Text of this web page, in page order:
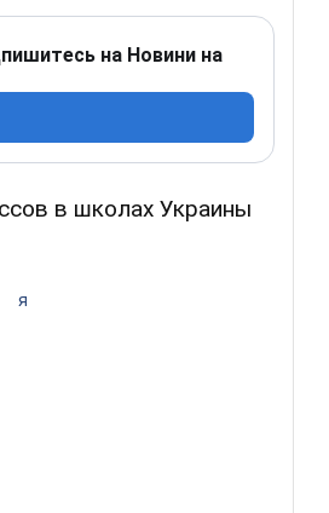
на Новини на
в школах Украины